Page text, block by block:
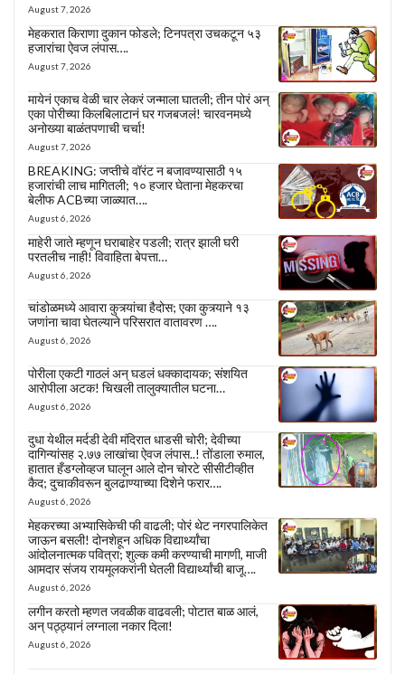
August 7, 2026
मेहकरात किराणा दुकान फोडले; टिनपत्रा उचकटून ५३
हजारांचा ऐवज लंपास….
August 7, 2026
मायेनं एकाच वेळी चार लेकरं जन्माला घातली; तीन पोरं अन्
एका पोरीच्या किलबिलाटानं घर गजबजलं! चारवनमध्ये
अनोख्या बाळंतपणाची चर्चा!
August 7, 2026
BREAKING: जप्तीचे वॉरंट न बजावण्यासाठी १५
हजारांची लाच मागितली; १० हजार घेताना मेहकरचा
बेलीफ ACBच्या जाळ्यात….
August 6, 2026
माहेरी जाते म्हणून घराबाहेर पडली; रात्र झाली घरी
परतलीच नाही! विवाहिता बेपत्ता…
August 6, 2026
चांडोळमध्ये आवारा कुत्र्यांचा हैदोस; एका कुत्र्याने १३
जणांना चावा घेतल्याने परिसरात वातावरण ….
August 6, 2026
पोरीला एकटी गाठलं अन् घडलं धक्कादायक; संशयित
आरोपीला अटक! चिखली तालुक्यातील घटना…
August 6, 2026
दुधा येथील मर्दडी देवी मंदिरात धाडसी चोरी; देवीच्या
दागिन्यांसह २.७७ लाखांचा ऐवज लंपास..! तोंडाला रुमाल,
हातात हँडग्लोव्हज घालून आले दोन चोरटे सीसीटीव्हीत
कैद; दुचाकीवरून बुलढाण्याच्या दिशेने फरार….
August 6, 2026
मेहकरच्या अभ्यासिकेची फी वाढली; पोरं थेट नगरपालिकेत
जाऊन बसली! दोनशेहून अधिक विद्यार्थ्यांचा
आंदोलनात्मक पवित्रा; शुल्क कमी करण्याची मागणी, माजी
आमदार संजय रायमूलकरांनी घेतली विद्यार्थ्यांची बाजू….
August 6, 2026
लगीन करतो म्हणत जवळीक वाढवली; पोटात बाळ आलं,
अन् पठ्ठ्यानं लग्नाला नकार दिला!
August 6, 2026